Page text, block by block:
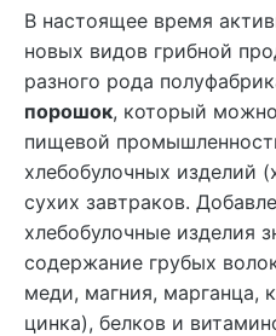
В настоящее время
новых видов грибной
разного рода
порошок, который
пищевой
хлебобулочных изделий
сухих завтраков.
хлебобулочные изделия
содержание грубых
меди, магния, марганца,
цинка), белков и